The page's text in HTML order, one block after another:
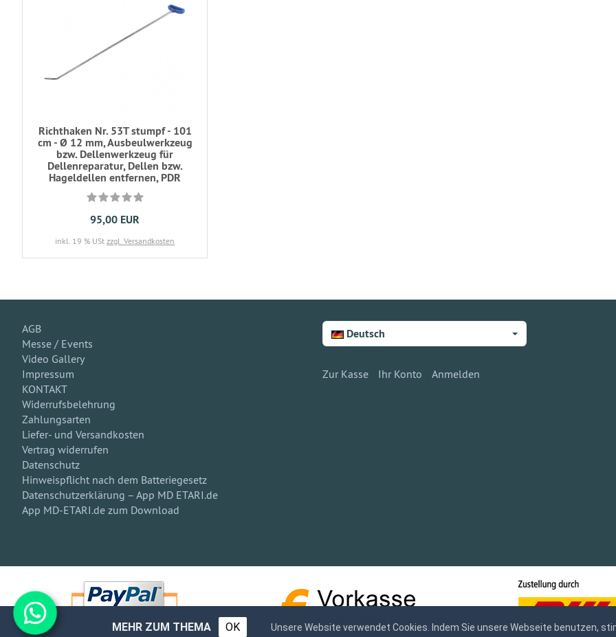
Richthaken Nr. 53T stumpf - 101
cm - Ø 12 mm, Ausbeulwerkzeug
bzw. Dellenwerkzeug für
Dellenreparatur, Dellen bzw.
Hageldellen entfernen, PDR
95,00 EUR
inkl. 19 % USt zzgl. Versandkosten
AGB
Messe / Events
Video Gallery
Impressum
KONTAKT
Widerrufsbelehrung
Zahlungsarten
Liefer- und Versandkosten
Vertrag widerrufen
Datenschutz
Hinweispflicht nach dem Batteriegesetz
Datenschutzerklärung – App MD ETARI.de
App MD-ETARI.de zum Download
Deutsch
Zur Kasse Ihr Konto Anmelden
MEHR ZUM THEMA OK Unsere Website verwendet Cookies. Indem Sie unsere Webseite benutzen,